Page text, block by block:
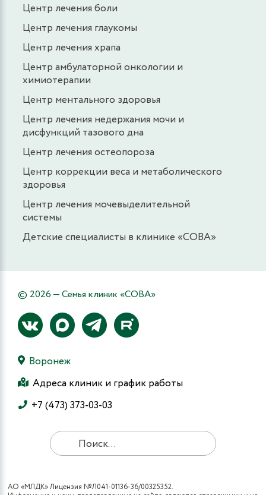
Центр лечения боли
Центр лечения глаукомы
Центр лечения храпа
Центр амбулаторной онкологии и
химиотерапии
Центр ментального здоровья
Центр лечения недержания мочи и
дисфункций тазового дна
Центр лечения остеопороза
Центр коррекции веса и метаболического
здоровья
Центр лечения мочевыделительной
системы
Детские специалисты в клинике «СОВА»
© 2026 — Семья клиник «СОВА»
Воронеж
Адреса клиник и график работы
+7 (473) 373-03-03
АО «МЛДК» Лицензия №Л041-01136-36/00325352.